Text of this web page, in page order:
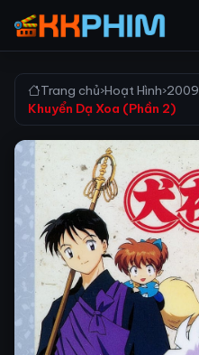
Trang chủ›Hoạt Hình›2009
Khuyển Dạ Xoa (Phần 2)